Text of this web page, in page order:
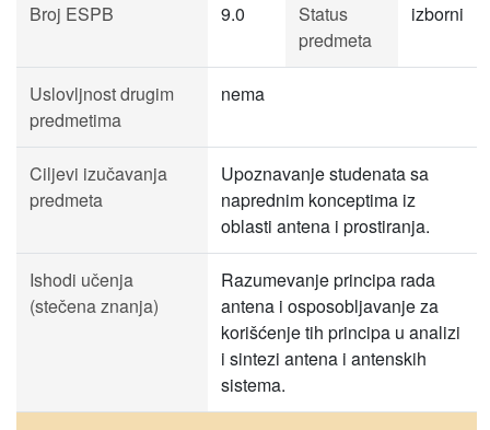
Broj ESPB 9.0
Status
predmeta
izborni
Uslovljnost drugim
predmetima
nema
Ciljevi izučavanja
predmeta
Upoznavanje studenata sa
naprednim konceptima iz
oblasti antena i prostiranja.
Ishodi učenja
(stečena znanja)
Razumevanje principa rada
antena i osposobljavanje za
korišćenje tih principa u analizi
i sintezi antena i antenskih
sistema.